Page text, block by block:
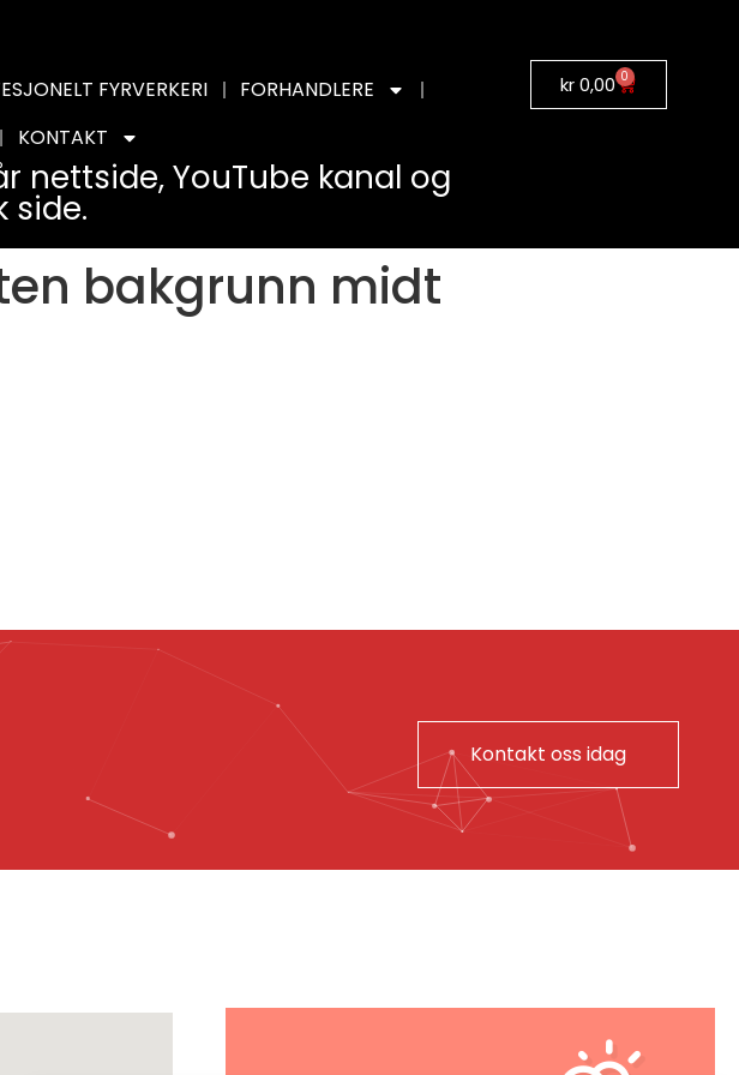
FYRVERKERI
FORHANDLERE
KONTAKT
nettside, YouTube kanal og
side.
kr0,00 0
bakgrunn midt
Kontakt oss idag